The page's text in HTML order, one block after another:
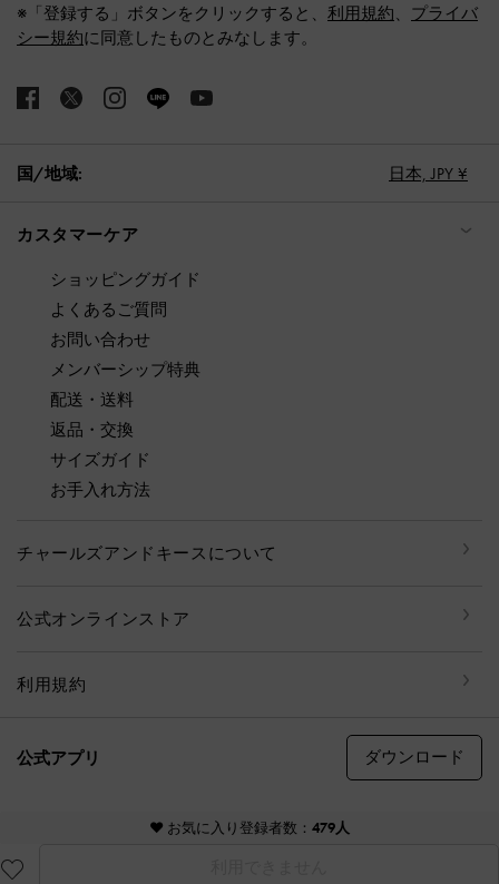
♥ お気に入り登録者数： 479人
※「登録する」ボタンをクリックすると、 利用規約、 プライバ
シー規約に同意したものとみなします。
国/地域: 日本, JPY ¥
カスタマーケア
ショッピングガイド
よくあるご質問
お問い合わせ
メンバーシップ特典
配送・送料
返品・交換
サイズガイド
お手入れ方法
チャールズアンドキースについて
公式オンラインストア
利用規約
公式アプリ ダウンロード
© CHARLES & KEITH, all rights reserved